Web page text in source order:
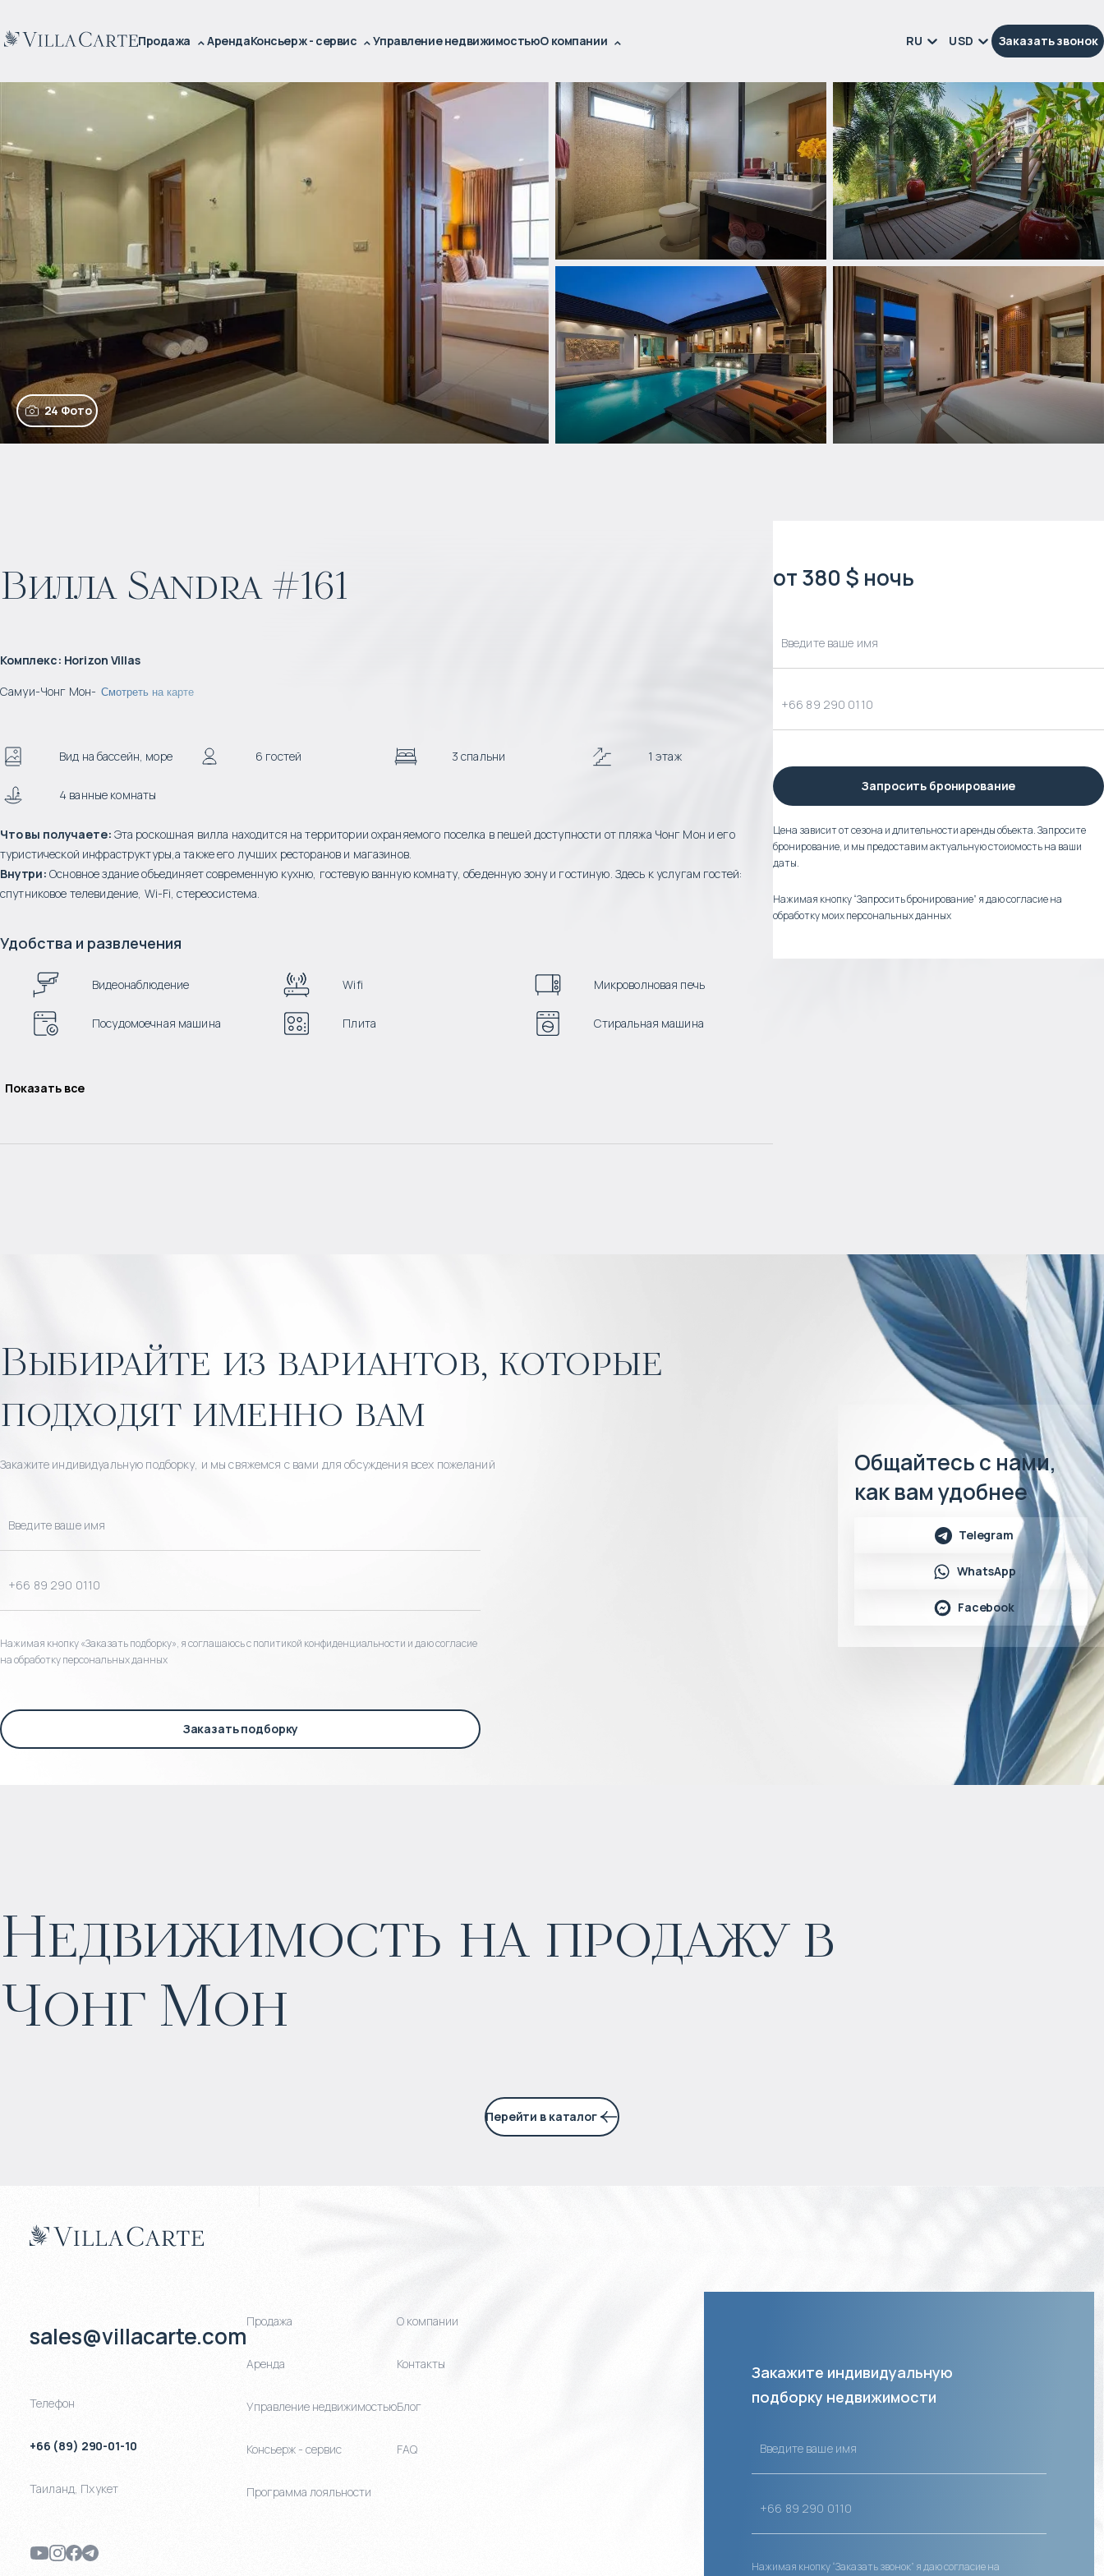
Продажа АрендаКонсьерж - сервис Управление недвижимостьюО компании RU USD Заказать звонок
24 Фото
Вилла Sandra #161
Комплекс: Horizon Villas
Самуи-Чонг Мон- Смотреть на карте
Вид на бассейн, море 6 гостей 3 спальни 1 этаж
4 ванные комнаты
Что вы получаете: Эта роскошная вилла находится на территории охраняемого поселка в пешей доступности от пляжа Чонг Мон и его
туристической инфраструктуры,а также его лучших ресторанов и магазинов.
Внутри: Основное здание объединяет современную кухню, гостевую ванную комнату, обеденную зону и гостиную. Здесь к услугам гостей:
спутниковое телевидение, Wi-Fi, стереосистема.
Удобства и развлечения
Видеонаблюдение Wifi Микроволновая печь
Посудомоечная машина Плита Стиральная машина
Показать все
от 380 $ ночь
Запросить бронирование
Цена зависит от сезона и длительности аренды объекта. Запросите
бронирование, и мы предоставим актуальную стоиомость на ваши
даты.
Нажимая кнопку “Запросить бронирование” я даю согласие на
обработку моих персональных данных
Выбирайте из вариантов, которые
подходят именно вам
Закажите индивидуальную подборку, и мы свяжемся с вами для обсуждения всех пожеланий
Нажимая кнопку «Заказать подборку», я соглашаюсь с политикой конфиденциальности и даю согласие
на обработку персональных данных
Заказать подборку
Общайтесь с нами,
как вам удобнее
Telegram
WhatsApp
Facebook
Недвижимость на продажу в
Чонг Мон
$ 756 421
Прогнозируемый доход
5% годовых
$нет цены $ 907 705
Перейти в каталог
sales@villacarte.com
Телефон
+66 (89) 290-01-10
Таиланд Пхукет
Продажа
Аренда
Управление недвижимостью
Консьерж - сервис
Программа лояльности
О компании
Контакты
Блог
FAQ
Закажите индивидуальную
подборку недвижимости
Нажимая кнопку “Заказать звонок” я даю согласие на